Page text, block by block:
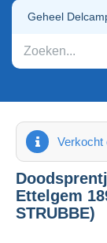
Geheel
Verkocht
Ettelgem
STRUBBE)